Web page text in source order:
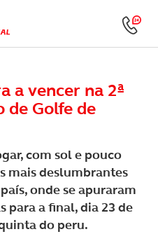
a vencer na 2ª
de Golfe de
com sol e pouco
mais deslumbrantes
onde se apuraram
para a final, dia 23 de
do peru.